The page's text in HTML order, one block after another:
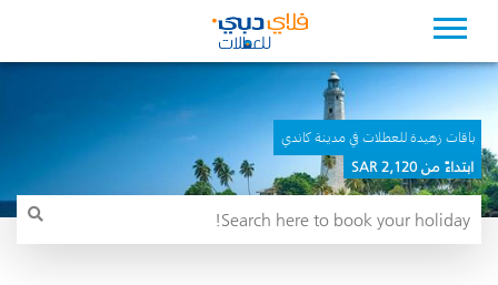
باقات زهيدة للعطلات في مدينة كاندي
ابتداءً من 2,120 SAR